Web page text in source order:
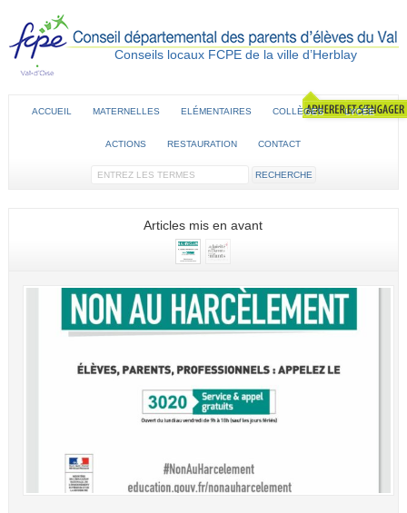
Conseils locaux FCPE de la ville d’Herblay
ACCUEIL MATERNELLES ELÉMENTAIRES COLLÈGES LYCÉE
ACTIONS RESTAURATION CONTACT
Articles mis en avant